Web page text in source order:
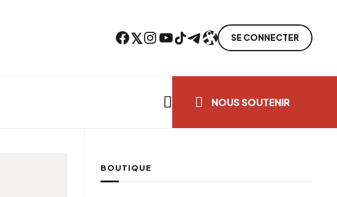
Facebook Twitter Instagram YouTube TikTok TelegramLien SE CONNECTER
NOUS SOUTENIR
BOUTIQUE